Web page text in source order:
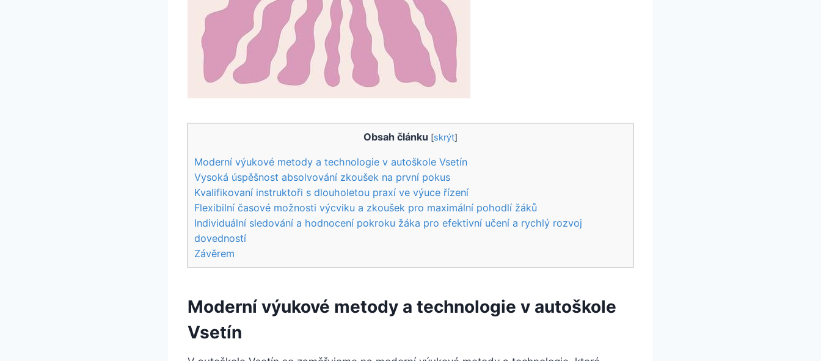
Obsah článku [skrýt]
Moderní výukové metody a technologie v autoškole Vsetín
Vysoká úspěšnost absolvování zkoušek na první pokus
Kvalifikovaní instruktoři s dlouholetou praxí ve výuce řízení
Flexibilní časové možnosti výcviku a zkoušek pro maximální pohodlí žáků
Individuální sledování a hodnocení pokroku žáka pro efektivní učení a rychlý rozvoj
dovedností
Závěrem
Moderní výukové metody a technologie v autoškole
Vsetín